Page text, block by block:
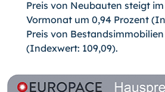
Preis von Neu­bauten steigt
Vormonat um 0,94 Prozent
Preis von
(Indexwert: 109,09).